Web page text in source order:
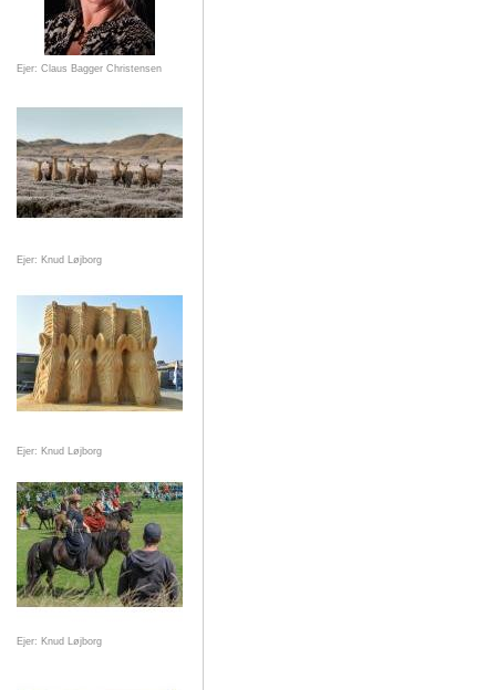
Ejer: Claus Bagger Christensen
Ejer: Knud Løjborg
Ejer: Knud Løjborg
Ejer: Knud Løjborg